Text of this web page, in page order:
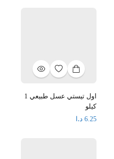
اول تيستي عسل طبيعي 1
كيلو
6.25 د.ا